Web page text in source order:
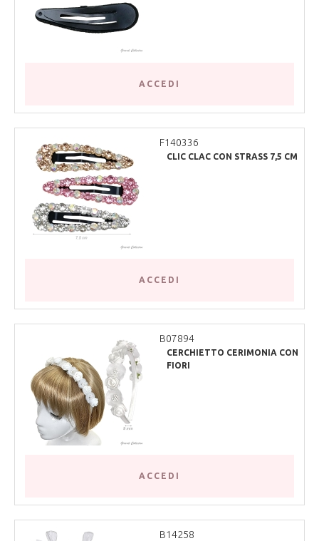
ACCEDI
F140336
CLIC CLAC CON STRASS 7,5 CM
ACCEDI
B07894
CERCHIETTO CERIMONIA CON
FIORI
ACCEDI
B14258